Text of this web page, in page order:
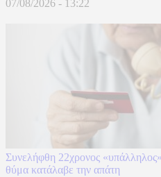
07/08/2026 - 13:22
Συνελήφθη 22χρονος
θύμα κατάλαβε την απάτη